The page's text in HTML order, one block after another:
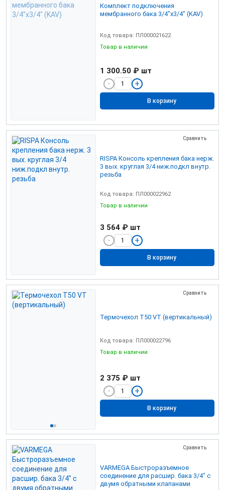
Комплект подключения
мембранного бака 3/4"х3/4" (KAV)
Код товара: ПЛ000021622
Товар в наличии
1 300.50 ₽ шт
В корзину
Сравнить
RISPA Консоль крепления бака нерж.
3 вых. круглая 3/4 ниж.подкл внутр.
резьба
Код товара: ПЛ000022962
Товар в наличии
3 564 ₽ шт
В корзину
Сравнить
Термочехол Т50 VТ (вертикальный)
Код товара: ПЛ000022796
Товар в наличии
2 375 ₽ шт
В корзину
Сравнить
VARMEGA Быстроразъемное
соединение для расшир. бака 3/4" с
двумя обратными клапанами